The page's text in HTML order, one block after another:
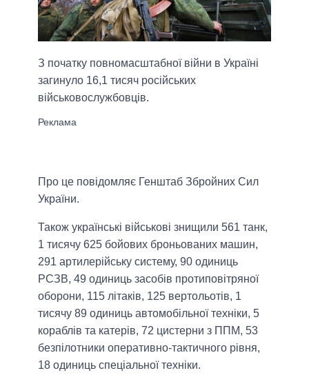
З початку повномасштабної війни в Україні
загинуло 16,1 тисяч російських
військовослужбовців.
Про це повідомляє Генштаб Збройних Сил
України.
Також українські військові знищили 561 танк,
1 тисячу 625 бойових броньованих машин,
291 артилерійську систему, 90 одиниць
РСЗВ, 49 одиниць засобів протиповітряної
оборони, 115 літаків, 125 вертольотів, 1
тисячу 89 одиниць автомобільної техніки, 5
кораблів та катерів, 72 цистерни з ППМ, 53
безпілотники оперативно-тактичного рівня,
18 одиниць спеціальної техніки.